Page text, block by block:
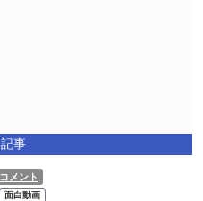
事
コメント
面白動画